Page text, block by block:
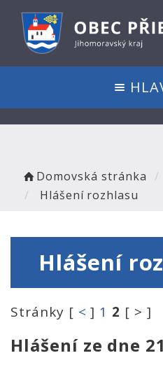
Domovská stránka
Hlášení rozhlasu
Hlášení
Stránky [ < ] 1 2 [ > ]
Hlášení ze dne